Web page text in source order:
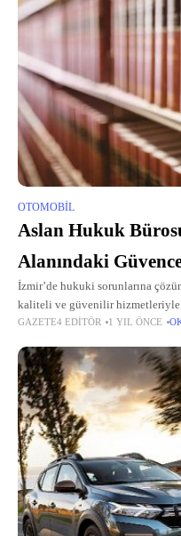
OTOMOBIL
Aslan Hukuk
Alanındaki
İzmir’de hukuki sorunlarına
kaliteli ve güvenilir hizmetleriyle
olanlar için büro, geniş bir hukuk
GAZETE4 EDITÖR 1 YIL ÖNCE